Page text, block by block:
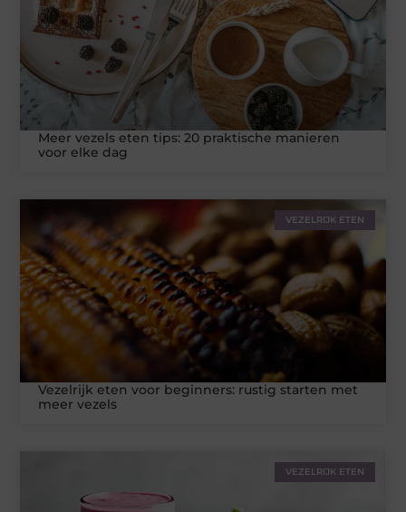
Meer vezels eten tips: 20 praktische manieren
voor elke dag
VEZELRIJK ETEN
Vezelrijk eten voor beginners: rustig starten met
meer vezels
VEZELRIJK ETEN